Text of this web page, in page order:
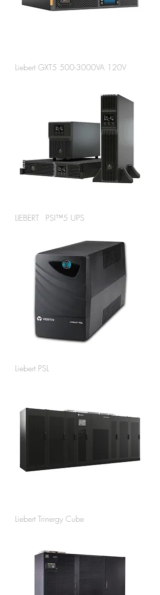
Liebert GXT5 500-3000VA 120V
LIEBERT PSI™5 UPS
Liebert PSL
Liebert Trinergy Cube